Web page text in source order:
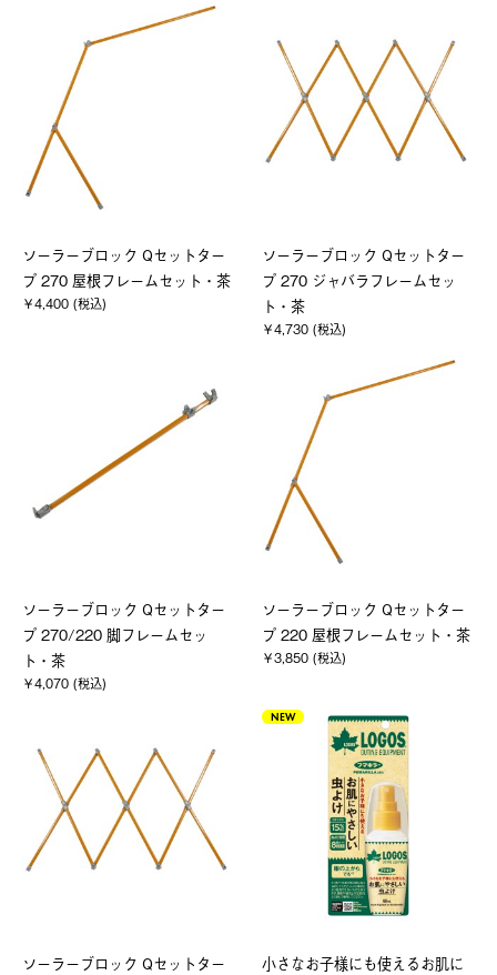
ソーラーブロック Qセットター
プ 270 屋根フレームセット・茶
￥4,400 (税込)
ソーラーブロック Qセットター
プ 270 ジャバラフレームセッ
ト・茶
￥4,730 (税込)
ソーラーブロック Qセットター
プ 270/220 脚フレームセッ
ト・茶
￥4,070 (税込)
ソーラーブロック Qセットター
プ 220 屋根フレームセット・茶
￥3,850 (税込)
ソーラーブロック Qセットター
NEW
小さなお子様にも使えるお肌に